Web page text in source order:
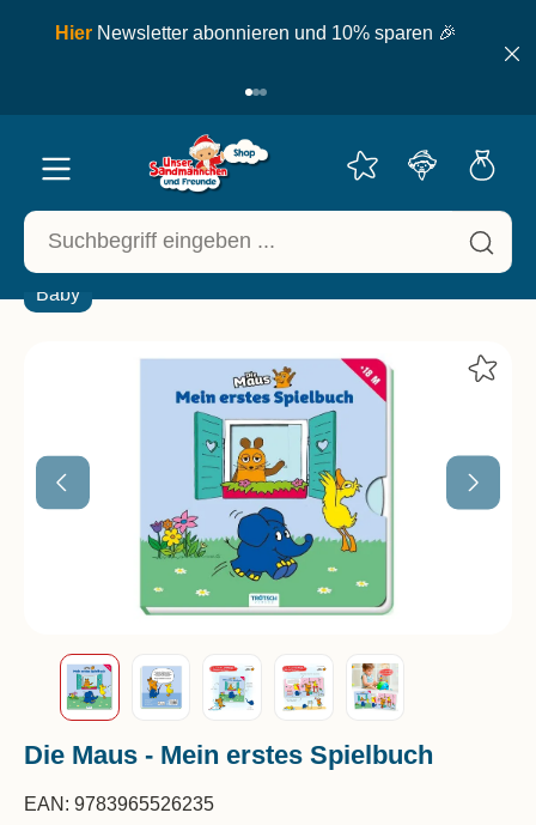
springen
Hier Newsletter abonnieren und 10% sparen 🎉
Baby
Die Maus - Mein erstes Spielbuch
EAN: 9783965526235